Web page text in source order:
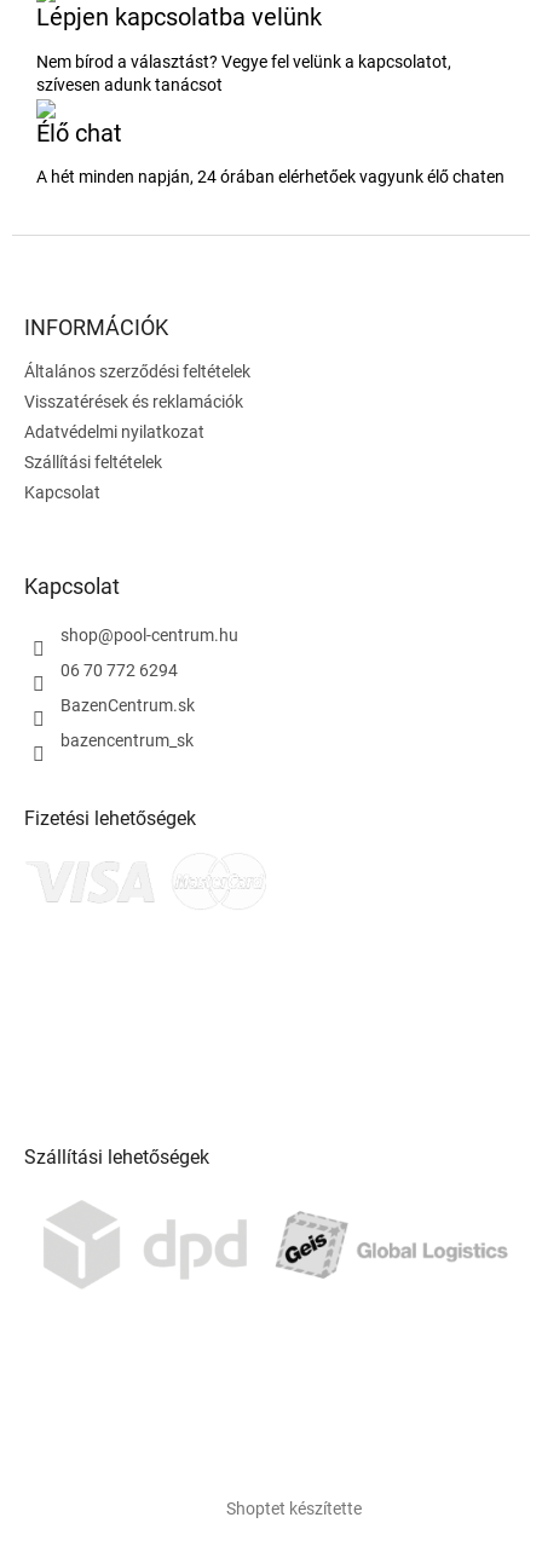
Lépjen kapcsolatba velünk
Nem bírod a választást? Vegye fel velünk a kapcsolatot,
szívesen adunk tanácsot
Élő chat
A hét minden napján, 24 órában elérhetőek vagyunk élő chaten
INFORMÁCIÓK
Általános szerződési feltételek
Visszatérések és reklamációk
Adatvédelmi nyilatkozat
Szállítási feltételek
Kapcsolat
Kapcsolat
shop@pool-centrum.hu
06 70 772 6294
BazenCentrum.sk
bazencentrum_sk
Fizetési lehetőségek
Szállítási lehetőségek
Shoptet készítette